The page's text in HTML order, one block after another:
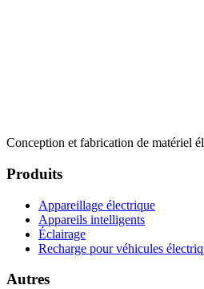
Conception et fabrication de matériel
Produits
Appareillage électrique
Appareils intelligents
Éclairage
Recharge pour véhicules
Autres